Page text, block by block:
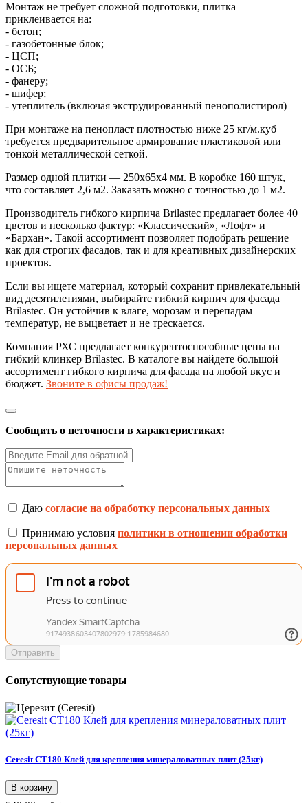
Монтаж не требует сложной подготовки, плитка
приклеивается на:
- бетон;
- газобетонные блок;
- ЦСП;
- ОСБ;
- фанеру;
- шифер;
- утеплитель (включая экструдированный пенополистирол)
При монтаже на пенопласт плотностью ниже 25 кг/м.куб
требуется предварительное армирование пластиковой или
тонкой металлической сеткой.
Размер одной плитки — 250х65х4 мм. В коробке 160 штук,
что составляет 2,6 м2. Заказать можно с точностью до 1 м2.
Производитель гибкого кирпича Brilastec предлагает более 40
цветов и несколько фактур: «Классический», «Лофт» и
«Бархан». Такой ассортимент позволяет подобрать решение
как для строгих фасадов, так и для креативных дизайнерских
проектов.
Если вы ищете материал, который сохранит привлекательный
вид десятилетиями, выбирайте гибкий кирпич для фасада
Brilastec. Он устойчив к влаге, морозам и перепадам
температур, не выцветает и не трескается.
Компания РХС предлагает конкурентоспособные цены на
гибкий клинкер Brilastec. В каталоге вы найдете большой
ассортимент гибкого кирпича для фасада на любой вкус и
бюджет. Звоните в офисы продаж!
Сообщить о неточности в характеристиках:
Даю согласие на обработку персональных данных
Принимаю условия политики в отношении обработки
персональных данных
Отправить
Сопутствующие товары
Ceresit CT180 Клей для крепления минераловатных плит (25кг)
В корзину